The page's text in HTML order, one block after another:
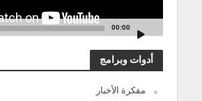
00:00
أدوات وبرامج
مفكرة الأخبار